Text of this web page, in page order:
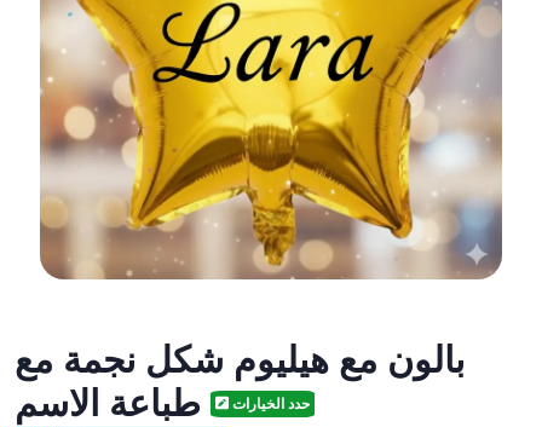
بالون مع هيليوم شكل نجمة مع
طباعة الاسم
حدد الخيارات